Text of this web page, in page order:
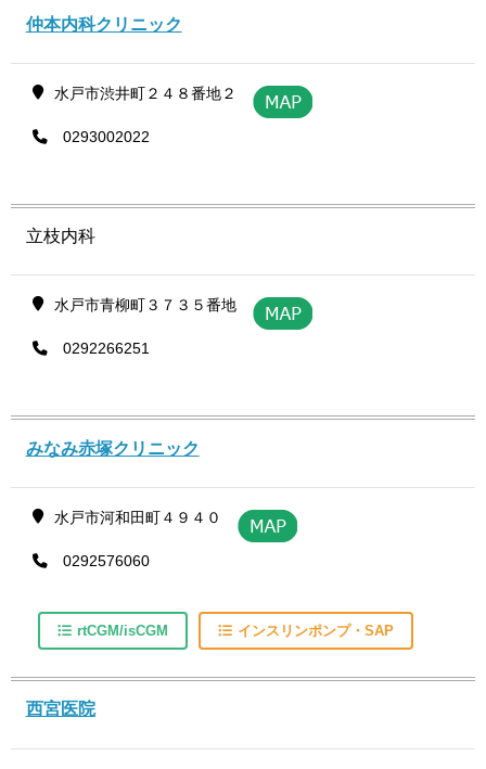
仲本内科クリニック
水戸市渋井町２４８番地２
0293002022
立枝内科
水戸市青柳町３７３５番地
0292266251
みなみ赤塚クリニック
水戸市河和田町４９４０
0292576060
rtCGM/isCGM インスリンポンプ・SAP
西宮医院